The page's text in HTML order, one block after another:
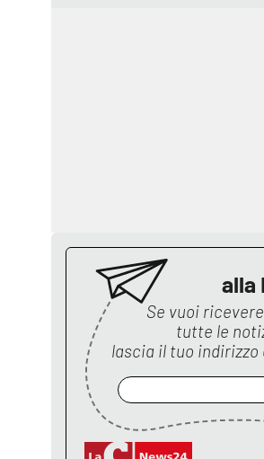
alla
Se vuoi
tutte le
lascia il tuo